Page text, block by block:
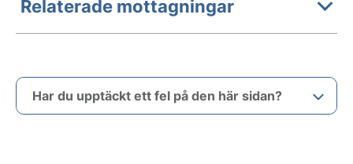
Relaterade mottagningar
Har du upptäckt ett fel på den här sidan?